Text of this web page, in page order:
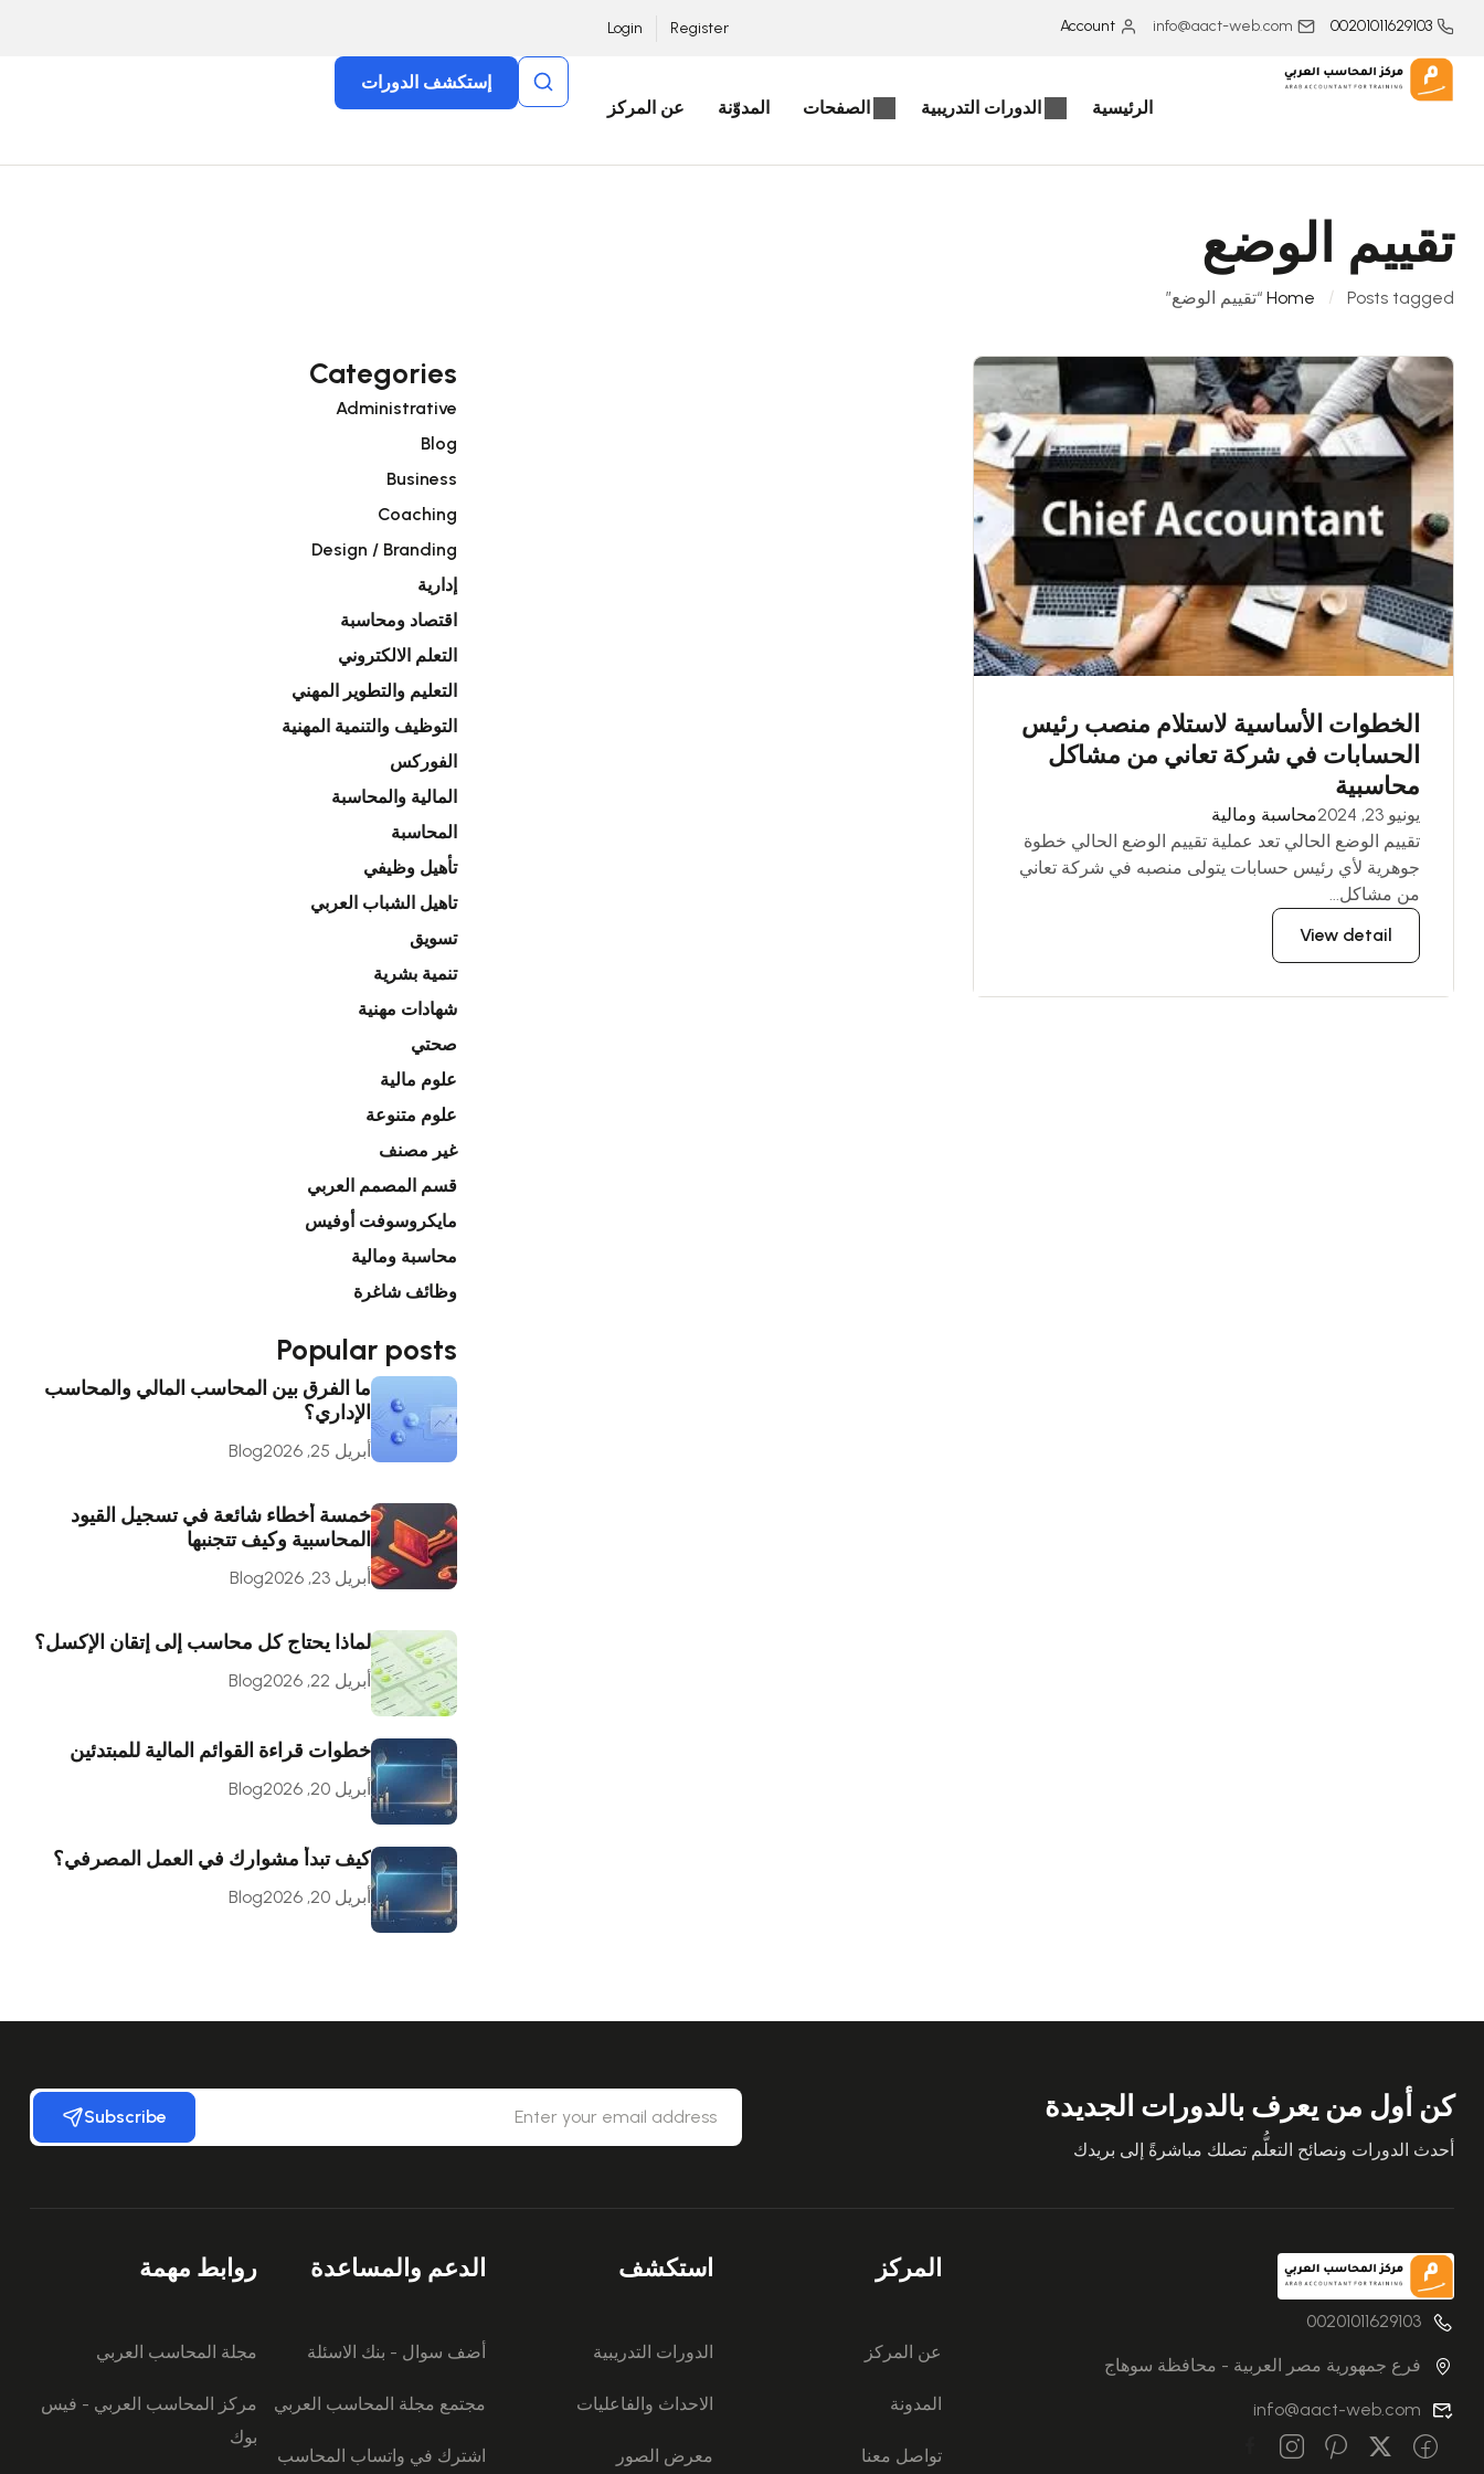
00201011629103
info@aact-web.com
Account
Register
Login
الرئيسية الدورات التدريبية الصفحات المدوّنة عن المركز
إستكشف الدورات
تقييم الوضع
Home Posts tagged “تقييم الوضع”
الخطوات الأساسية لاستلام منصب رئيس
الحسابات في شركة تعاني من مشاكل
محاسبية
يونيو 23, 2024
محاسبة ومالية
تقييم الوضع الحالي تعد عملية تقييم الوضع الحالي خطوة
جوهرية لأي رئيس حسابات يتولى منصبه في شركة تعاني
من مشاكل...
View detail
Categories
Administrative
Blog
Business
Coaching
Design / Branding
إدارية
اقتصاد ومحاسبة
التعلم الالكتروني
التعليم والتطوير المهني
التوظيف والتنمية المهنية
الفوركس
المالية والمحاسبة
المحاسبة
تأهيل وظيفي
تاهيل الشباب العربي
تسويق
تنمية بشرية
شهادات مهنية
صحتي
علوم مالية
علوم متنوعة
غير مصنف
قسم المصمم العربي
مايكروسوفت أوفيس
محاسبة ومالية
وظائف شاغرة
Popular posts
ما الفرق بين المحاسب المالي والمحاسب
الإداري؟
أبريل 25, 2026 Blog
خمسة أخطاء شائعة في تسجيل القيود
المحاسبية وكيف تتجنبها
أبريل 23, 2026 Blog
لماذا يحتاج كل محاسب إلى إتقان الإكسل؟
أبريل 22, 2026 Blog
خطوات قراءة القوائم المالية للمبتدئين
أبريل 20, 2026 Blog
كيف تبدأ مشوارك في العمل المصرفي؟
أبريل 20, 2026 Blog
كن أول من يعرف بالدورات الجديدة
أحدث الدورات ونصائح التعلُّم تصلك مباشرةً إلى بريدك
Subscribe
00201011629103
فرع جمهورية مصر العربية - محافظة سوهاج
info@aact-web.com
المركز
عن المركز
المدونة
تواصل معنا
استكشف
الدورات التدريبية
الاحداث والفاعليات
معرض الصور
الدعم والمساعدة
أضف سوال - بنك الاسئلة
مجتمع مجلة المحاسب العربي
اشترك في واتساب المحاسب
روابط مهمة
مجلة المحاسب العربي
مركز المحاسب العربي - فيس
بوك